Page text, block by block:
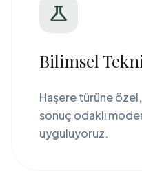
science
Bilimsel
Haşere türüne
sonuç odaklı
uyguluyoruz.